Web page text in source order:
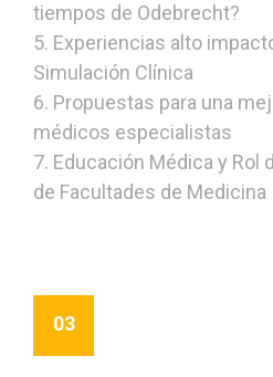
tiempos de Odebrecht?
5. Experiencias alto
Simulación Clínica
6. Propuestas para una
médicos especialistas
7. Educación Médica y Rol
de Facultades de Medicina
03